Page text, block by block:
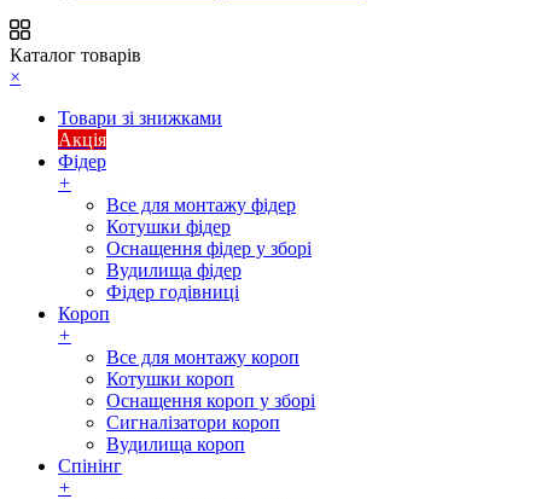
Каталог товарів
×
Товари зі знижками
Акція
Фідер
+
Все для монтажу фідер
Котушки фідер
Оснащення фідер у зборі
Вудилища фідер
Фідер годівниці
Короп
+
Все для монтажу короп
Котушки короп
Оснащення короп у зборі
Сигналізатори короп
Вудилища короп
Спінінг
+